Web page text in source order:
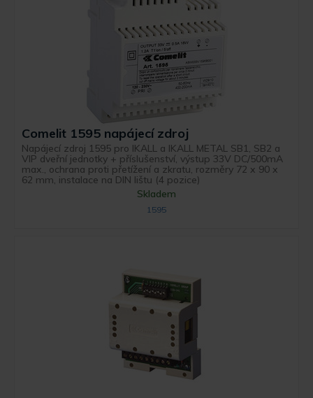
Comelit 1595 napájecí zdroj
Napájecí zdroj 1595 pro IKALL a IKALL METAL SB1, SB2 a
VIP dveřní jednotky + příslušenství, výstup 33V DC/500mA
max., ochrana proti přetížení a zkratu, rozměry 72 x 90 x
62 mm, instalace na DIN lištu (4 pozice)
Skladem
1595